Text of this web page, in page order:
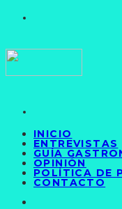
INICIO
ENTREVISTAS
GUÍA
OPINIÓN
POLÍTICA DE
CONTACTO